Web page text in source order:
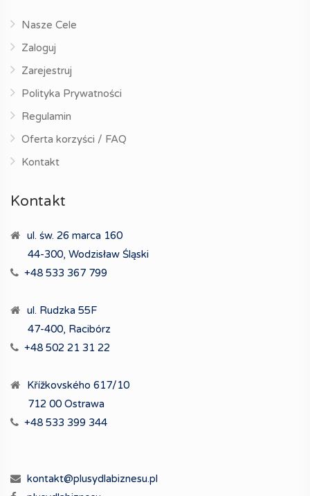
Nasze Cele
Zaloguj
Zarejestruj
Polityka Prywatności
Regulamin
Oferta korzyści / FAQ
Kontakt
Kontakt
ul. św. 26 marca 160
44-300, Wodzisław Śląski
+48 533 367 799
ul. Rudzka 55F
47-400, Racibórz
+48 502 21 31 22
Křížkovského 617/10
712 00 Ostrawa
+48 533 399 344
kontakt@plusydlabiznesu.pl